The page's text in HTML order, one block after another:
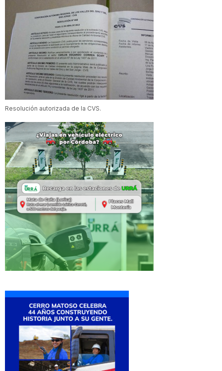
Resolución autorizada de la CVS.